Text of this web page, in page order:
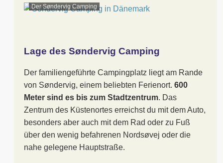
Der Søndervig Camping
Lage des Søndervig Camping
Der familiengeführte Campingplatz liegt am Rande
von Søndervig, einem beliebten Ferienort. 600
Meter sind es bis zum Stadtzentrum. Das
Zentrum des Küstenortes erreichst du mit dem Auto,
besonders aber auch mit dem Rad oder zu Fuß
über den wenig befahrenen Nordsøvej oder die
nahe gelegene Hauptstraße.